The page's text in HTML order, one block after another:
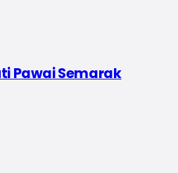
Pawai Semarak